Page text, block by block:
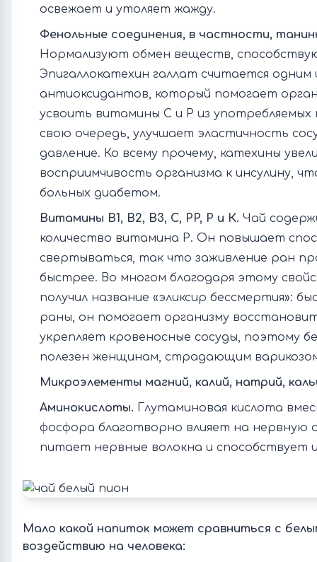
освежает и утоляет жажду.
Фенольные соединения, в частности,
Нормализуют обмен веществ,
Эпигаллокатехин галлат считается
антиоксидантов, который помогает
усвоить витамины С и Р из
свою очередь, улучшает эластичность
давление. Ко всему прочему, катехины
восприимчивость организма к инсулину,
больных диабетом.
Витамины B1, B2, B3, C, PP, Р и К. Чай
количество витамина Р. Он повышает
свертываться, так что заживление ран
быстрее. Во многом благодаря этому
получил название «эликсир бессмертия»:
раны, он помогает организму
укрепляет кровеносные сосуды, поэтому
полезен женщинам, страдающим
Микроэлементы магний, калий, натрий,
Аминокислоты. Глутаминовая кислота
фосфора благотворно влияет на нервную
питает нервные волокна и способствует
Мало какой напиток может сравниться с
воздействию на человека: